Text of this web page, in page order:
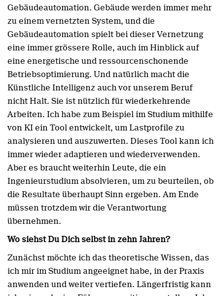
Gebäudeautomation. Gebäude werden immer mehr
zu einem vernetzten System, und die
Gebäudeautomation spielt bei dieser Vernetzung
eine immer grössere Rolle, auch im Hinblick auf
eine energetische und ressourcenschonende
Betriebsoptimierung. Und natürlich macht die
Künstliche Intelligenz auch vor unserem Beruf
nicht Halt. Sie ist nützlich für wiederkehrende
Arbeiten. Ich habe zum Beispiel im Studium mithilfe
von KI ein Tool entwickelt, um Lastprofile zu
analysieren und auszuwerten. Dieses Tool kann ich
immer wieder adaptieren und wiederverwenden.
Aber es braucht weiterhin Leute, die ein
Ingenieurstudium absolvieren, um zu beurteilen, ob
die Resultate überhaupt Sinn ergeben. Am Ende
müssen trotzdem wir die Verantwortung
übernehmen.
Wo siehst Du Dich selbst in zehn Jahren?
Zunächst möchte ich das theoretische Wissen, das
ich mir im Studium angeeignet habe, in der Praxis
anwenden und weiter vertiefen. Längerfristig kann